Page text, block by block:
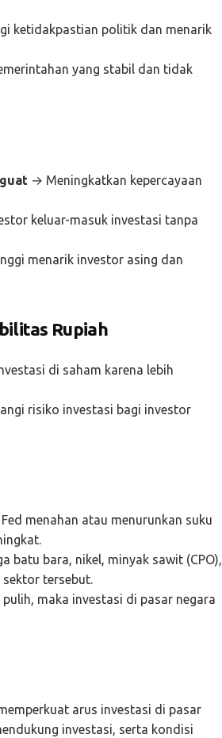
ketidakpastian politik dan menarik
yang stabil dan tidak
→ Meningkatkan kepercayaan
keluar-masuk investasi tanpa
menarik investor asing dan
Rupiah
di saham karena lebih
risiko investasi bagi investor
menahan atau menurunkan suku
batu bara, nikel, minyak sawit (CPO),
tersebut.
maka investasi di pasar negara
arus investasi di pasar
investasi, serta kondisi